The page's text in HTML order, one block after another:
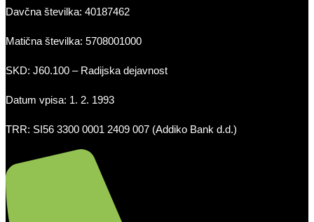
Davčna številka: 40187462
Matična številka: 5708001000
SKD: J60.100 – Radijska dejavnost
Datum vpisa: 1. 2. 1993
TRR: SI56 3300 0001 2409 007 (Addiko Bank d.d.)